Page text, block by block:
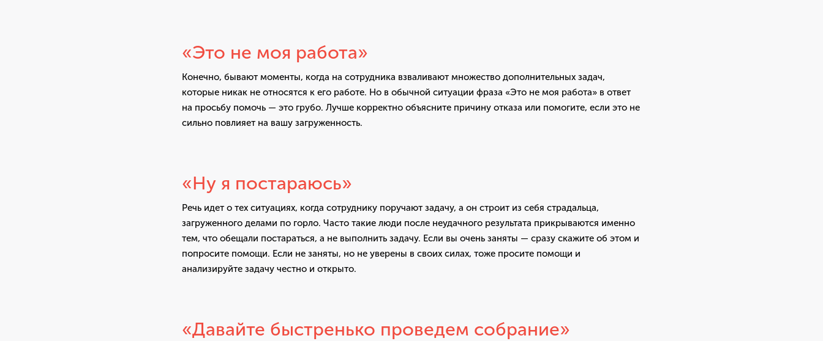
«Это не моя работа»
Конечно, бывают моменты, когда на сотрудника взваливают множество дополнительных задач,
которые никак не относятся к его работе. Но в обычной ситуации фраза «Это не моя работа» в ответ
на просьбу помочь — это грубо. Лучше корректно объясните причину отказа или помогите, если это не
сильно повлияет на вашу загруженность.
«Ну я постараюсь»
Речь идет о тех ситуациях, когда сотруднику поручают задачу, а он строит из себя страдальца,
загруженного делами по горло. Часто такие люди после неудачного результата прикрываются именно
тем, что обещали постараться, а не выполнить задачу. Если вы очень заняты — сразу скажите об этом и
попросите помощи. Если не заняты, но не уверены в своих силах, тоже просите помощи и
анализируйте задачу честно и открыто.
«Давайте быстренько проведем собрание»